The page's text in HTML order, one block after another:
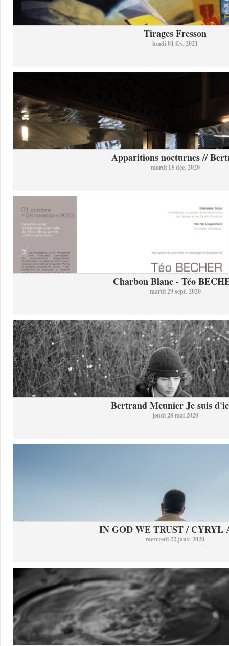
Tirages Fresson
lundi 01 fév. 2021
Apparitions nocturnes //
mardi 15 déc. 2020
Charbon Blanc - Téo
mardi 29 sept. 2020
Bertrand Meunier Je suis
jeudi 28 mai 2020
IN GOD WE TRUST / CYRYL
mercredi 22 janv. 2020